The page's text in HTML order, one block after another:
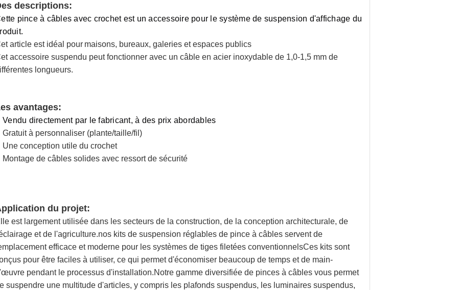
descriptions:
pince à câbles avec crochet est un accessoire pour le système de suspension d'affichage du
article est idéal pour maisons, bureaux, galeries et espaces publics
accessoire suspendu peut fonctionner avec un câble en acier inoxydable de 1,0-1,5 mm de
longueurs.
avantages:
Vendu directement par le fabricant, à des prix abordables
Gratuit à personnaliser (plante/taille/fil)
Une conception utile du crochet
Montage de câbles solides avec ressort de sécurité
du projet:
est largement utilisée dans les secteurs de la construction, de la conception architecturale, de
et de l'agriculture.nos kits de suspension réglables de pince à câbles servent de
efficace et moderne pour les systèmes de tiges filetées conventionnelsCes kits sont
pour être faciles à utiliser, ce qui permet d'économiser beaucoup de temps et de main-
pendant le processus d'installation.Notre gamme diversifiée de pinces à câbles vous permet
suspendre une multitude d'articles, y compris les plafonds suspendus, les luminaires suspendus,